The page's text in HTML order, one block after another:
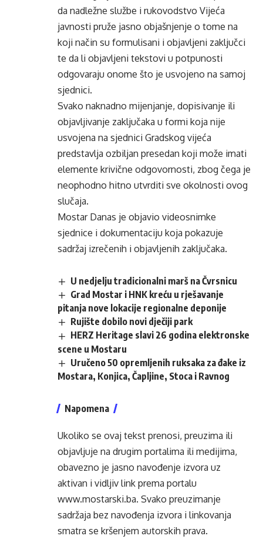
da nadležne službe i rukovodstvo Vijeća
javnosti pruže jasno objašnjenje o tome na
koji način su formulisani i objavljeni zaključci
te da li objavljeni tekstovi u potpunosti
odgovaraju onome što je usvojeno na samoj
sjednici.
Svako naknadno mijenjanje, dopisivanje ili
objavljivanje zaključaka u formi koja nije
usvojena na sjednici Gradskog vijeća
predstavlja ozbiljan presedan koji može imati
elemente krivične odgovornosti, zbog čega je
neophodno hitno utvrditi sve okolnosti ovog
slučaja.
Mostar Danas je objavio videosnimke
sjednice i dokumentaciju koja pokazuje
sadržaj izrečenih i objavljenih zaključaka.
U nedjelju tradicionalni marš na Čvrsnicu
Grad Mostar i HNK kreću u rješavanje
pitanja nove lokacije regionalne deponije
Rujište dobilo novi dječiji park
HERZ Heritage slavi 26 godina elektronske
scene u Mostaru
Uručeno 50 opremljenih ruksaka za đake iz
Mostara, Konjica, Čapljine, Stoca i Ravnog
Napomena
Ukoliko se ovaj tekst prenosi, preuzima ili
objavljuje na drugim portalima ili medijima,
obavezno je jasno navođenje izvora uz
aktivan i vidljiv link prema portalu
www.mostarski.ba. Svako preuzimanje
sadržaja bez navođenja izvora i linkovanja
smatra se kršenjem autorskih prava.